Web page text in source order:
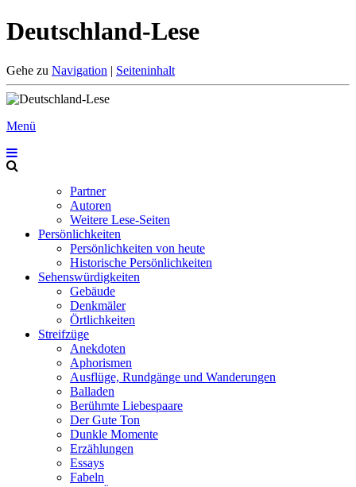
Deutschland-Lese
Gehe zu Navigation | Seiteninhalt
Menü
Partner
Autoren
Weitere Lese-Seiten
Persönlichkeiten
Persönlichkeiten von heute
Historische Persönlichkeiten
Sehenswürdigkeiten
Gebäude
Denkmäler
Örtlichkeiten
Streifzüge
Anekdoten
Aphorismen
Ausflüge, Rundgänge und Wanderungen
Balladen
Berühmte Liebespaare
Der Gute Ton
Dunkle Momente
Erzählungen
Essays
Fabeln